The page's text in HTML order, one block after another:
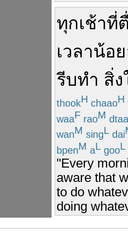
ทุกเช้าที่
เวลาน้อ
รีบทำ สิ่ง
thookH chaaoH
waaF raoM
wanM singL dai
bpenM aL gooL
"Every
aware that
to do
doing